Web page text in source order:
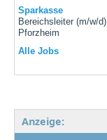
Sparkasse
Bereichsleiter (m/w/d)
Pforzheim
Alle Jobs
Anzeige: